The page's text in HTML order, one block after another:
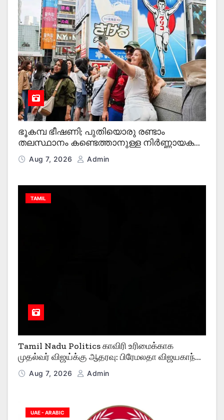
ഭൂകമ്പ ഭീഷണി; പുതിയൊരു രണ്ടാം
തലസ്ഥാനം കണ്ടെത്താനുള്ള നിർണ്ണായക
നീക്കങ്ങളുമായി ജപ്പാൻ – ഇവാർത്ത
Aug 7, 2026 Admin
TAMIL
Tamil Nadu Politics காவிரி உரிமைக்காக
முதல்வர் விஜய்க்கு ஆதரவு: பிரேமலதா விஜயகாந்த்
மேகதாது, விவசாயிகள் மற்றும் TASMAC குறித்து
கடும் விமர்சனம்
Aug 7, 2026 Admin
UAE - ARABIC